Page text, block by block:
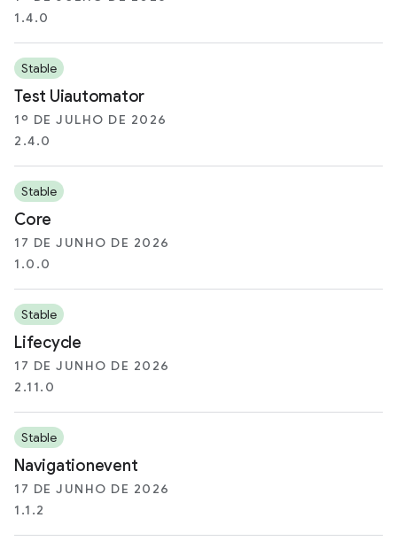
1.4.0
Stable
Test Uiautomator
1º DE JULHO DE 2026
2.4.0
Stable
Core
17 DE JUNHO DE 2026
1.0.0
Stable
Lifecycle
17 DE JUNHO DE 2026
2.11.0
Stable
Navigationevent
17 DE JUNHO DE 2026
1.1.2